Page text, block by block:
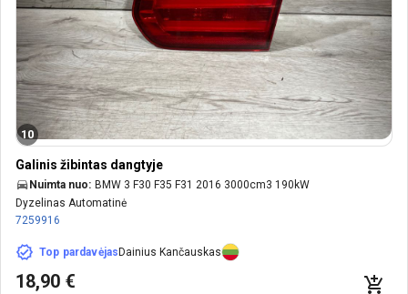
10
Galinis žibintas dangtyje
Nuimta nuo: BMW 3 F30 F35 F31 2016 3000cm3 190kW
Dyzelinas Automatinė
7259916
Top pardavėjasDainius Kančauskas
18,90 €